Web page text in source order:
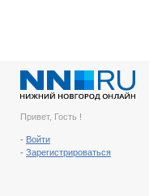
Привет, Гость !
- Войти
- Зарегистрироваться